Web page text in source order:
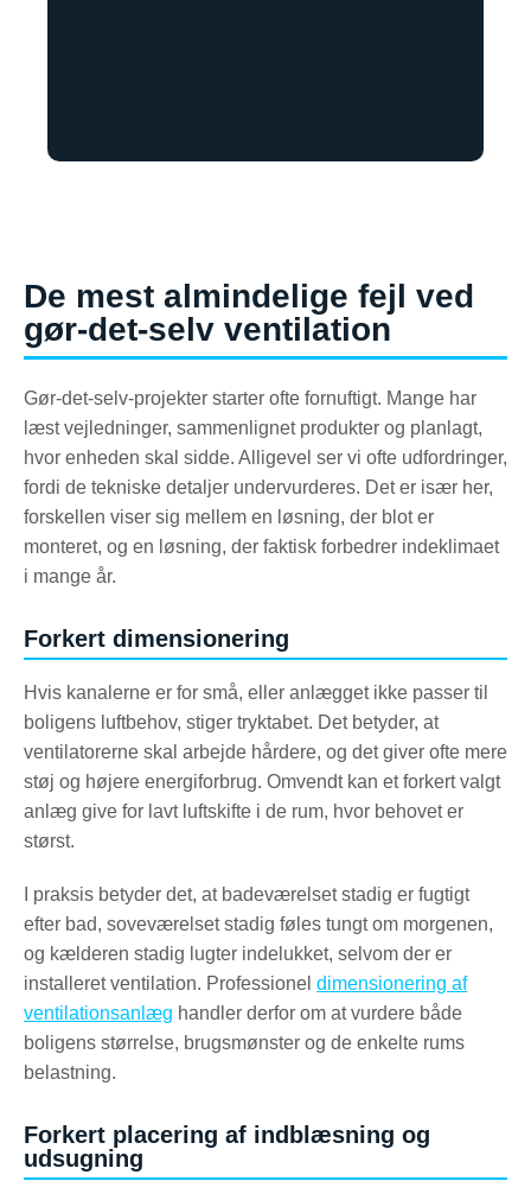
De mest almindelige fejl ved
gør-det-selv ventilation
Gør-det-selv-projekter starter ofte fornuftigt. Mange har
læst vejledninger, sammenlignet produkter og planlagt,
hvor enheden skal sidde. Alligevel ser vi ofte udfordringer,
fordi de tekniske detaljer undervurderes. Det er især her,
forskellen viser sig mellem en løsning, der blot er
monteret, og en løsning, der faktisk forbedrer indeklimaet
i mange år.
Forkert dimensionering
Hvis kanalerne er for små, eller anlægget ikke passer til
boligens luftbehov, stiger tryktabet. Det betyder, at
ventilatorerne skal arbejde hårdere, og det giver ofte mere
støj og højere energiforbrug. Omvendt kan et forkert valgt
anlæg give for lavt luftskifte i de rum, hvor behovet er
størst.
I praksis betyder det, at badeværelset stadig er fugtigt
efter bad, soveværelset stadig føles tungt om morgenen,
og kælderen stadig lugter indelukket, selvom der er
installeret ventilation. Professionel dimensionering af
ventilationsanlæg handler derfor om at vurdere både
boligens størrelse, brugsmønster og de enkelte rums
belastning.
Forkert placering af indblæsning og
udsugning